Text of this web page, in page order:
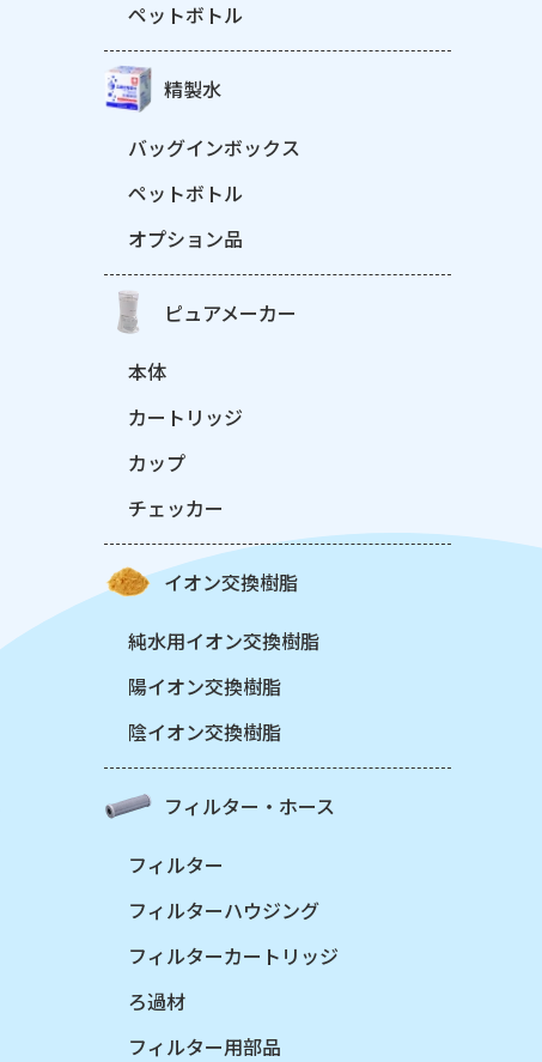
ペットボトル
精製水
バッグインボックス
ペットボトル
オプション品
ピュアメーカー
本体
カートリッジ
カップ
チェッカー
イオン交換樹脂
純水用イオン交換樹脂
陽イオン交換樹脂
陰イオン交換樹脂
フィルター・ホース
フィルター
フィルターハウジング
フィルターカートリッジ
ろ過材
フィルター用部品